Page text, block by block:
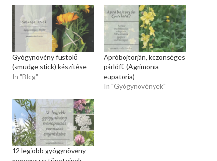
Gyógynövény füstölő
(smudge stick) készítése
In "Blog"
Apróbojtorján, közönséges
párlófű (Agrimonia
eupatoria)
In "Gyógynövények"
12 legjobb gyógynövény